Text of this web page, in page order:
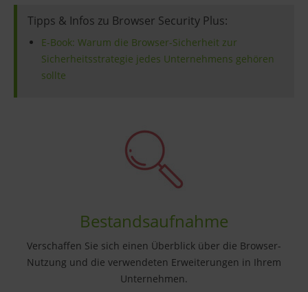
Tipps & Infos zu Browser Security Plus:
E-Book: Warum die Browser-Sicherheit zur
Sicherheitsstrategie jedes Unternehmens gehören
sollte
Bestandsaufnahme
Verschaffen Sie sich einen Überblick über die Browser-
Nutzung und die verwendeten Erweiterungen in Ihrem
Unternehmen.